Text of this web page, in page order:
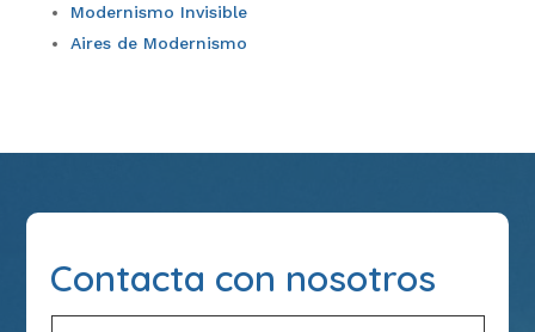
Modernismo Invisible
Aires de Modernismo
Contacta con nosotros